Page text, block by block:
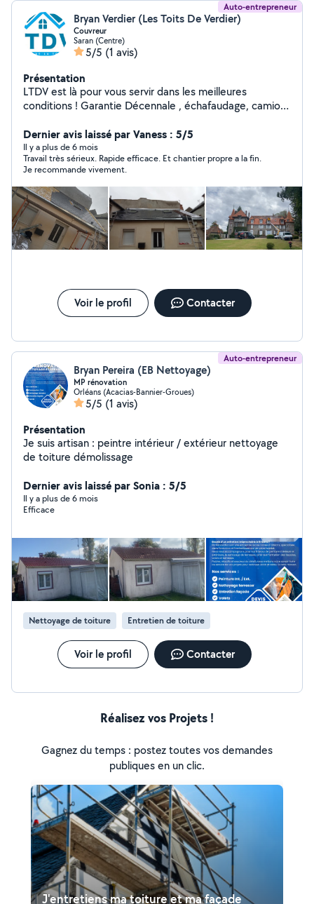
Auto-entrepreneur
Bryan Verdier (Les Toits De Verdier)
Couvreur
Saran (Centre)
5/5 (1 avis)
Présentation
LTDV est là pour vous servir dans les meilleures
conditions ! Garantie Décennale , échafaudage, camion
relations clientèle ou l'art du métier. Au plaisir de nous
retrouver sur Orleans et ses alentours
Dernier avis laissé par Vaness : 5/5
Il y a plus de 6 mois
Travail très sérieux. Rapide efficace. Et chantier propre a la fin.
Je recommande vivement.
Voir le profil Contacter
Auto-entrepreneur
Bryan Pereira (EB Nettoyage)
MP rénovation
Orléans (Acacias-Bannier-Groues)
5/5 (1 avis)
Présentation
Je suis artisan : peintre intérieur / extérieur nettoyage
de toiture démolissage
Dernier avis laissé par Sonia : 5/5
Il y a plus de 6 mois
Efficace
Nettoyage de toiture Entretien de toiture
Voir le profil Contacter
Réalisez vos Projets !
Gagnez du temps : postez toutes vos demandes
publiques en un clic.
J'entretiens ma toiture et ma façade